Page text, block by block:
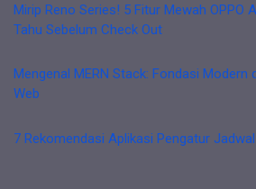
Mirip Reno Series! 5 Fitur Mewah OPPO
Tahu Sebelum Check Out
Mengenal MERN Stack: Fondasi Modern
Web
7 Rekomendasi Aplikasi Pengatur